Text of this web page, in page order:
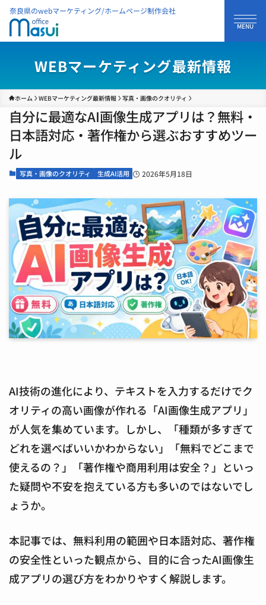
奈良県のwebマーケティング/ホームページ制作会社
WEBマーケティング最新情報
ホーム WEBマーケティング最新情報 写真・画像のクオリティ
自分に最適なAI画像生成アプリは？無料・
日本語対応・著作権から選ぶおすすめツー
ル
写真・画像のクオリティ 生成AI活用 2026年5月18日
AI技術の進化により、テキストを入力するだけでク
オリティの高い画像が作れる「AI画像生成アプリ」
が人気を集めています。しかし、「種類が多すぎて
どれを選べばいいかわからない」「無料でどこまで
使えるの？」「著作権や商用利用は安全？」といっ
た疑問や不安を抱えている方も多いのではないでし
ょうか。
本記事では、無料利用の範囲や日本語対応、著作権
の安全性といった観点から、目的に合ったAI画像生
成アプリの選び方をわかりやすく解説します。